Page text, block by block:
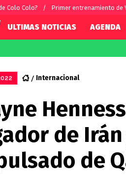
Colo Colo? Primer entrenamiento de
Chilena
Chile
Nacional
B
División
Chile
Alexis
Carlos
ULTIMAS NOTICIAS AGENDA
Internacional
de
de